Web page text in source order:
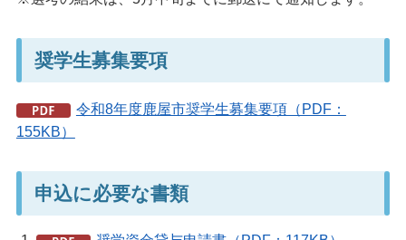
奨学生募集要項
令和8年度鹿屋市奨学生募集要項（PDF：
155KB）
申込に必要な書類